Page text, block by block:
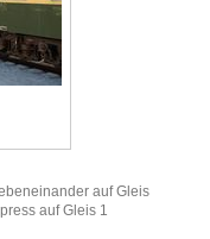
auf Gleis
auf Gleis 1